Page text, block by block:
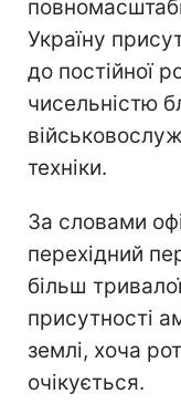
Україну
до постійної
чисельністю
техніки.
За словами
перехідний
більш
присутності
землі, хоча
очікується.